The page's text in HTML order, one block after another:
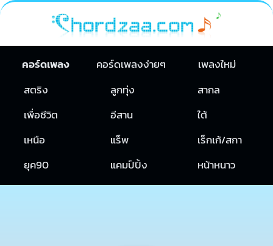
คอร์ดเพลง คอร์ดเพลงง่ายๆ
เพลงใหม่
สตริง
ลูกทุ่ง
สากล
เพื่อชีวิต
อีสาน
ใต้
เหนือ
แร็พ
เร็กเก้/สกา
ยุค90
แคมป์ปิ้ง หน้าหนาว